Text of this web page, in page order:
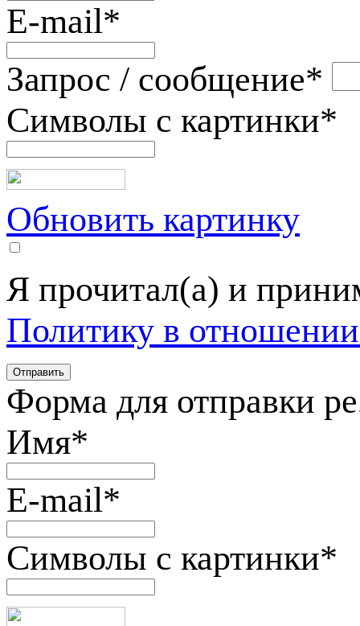
E-mail*
Запрос / сообщение*
Символы с картинки*
Обновить картинку
Я прочитал(а) и
Политику в
Форма для отправки
Имя*
E-mail*
Символы с картинки*